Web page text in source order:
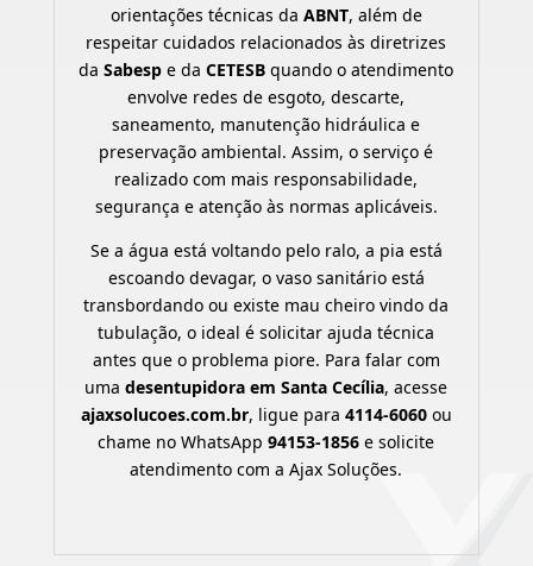
orientações técnicas da ABNT, além de
respeitar cuidados relacionados às diretrizes
daSabesp e daCETESB quando o atendimento
envolve redes de esgoto, descarte,
saneamento, manutenção hidráulica e
preservação ambiental. Assim, o serviço é
realizado com mais responsabilidade,
segurança e atenção às normas aplicáveis.
Se a água está voltando pelo ralo, a pia está
escoando devagar, o vaso sanitário está
transbordando ou existe mau cheiro vindo da
tubulação, o ideal é solicitar ajuda técnica
antes que o problema piore. Para falar com
umadesentupidora em Santa Cecília, acesse
ajaxsolucoes.com.br, ligue para 4114-6060ou
chame no WhatsApp94153-1856 e solicite
atendimento com a Ajax Soluções.